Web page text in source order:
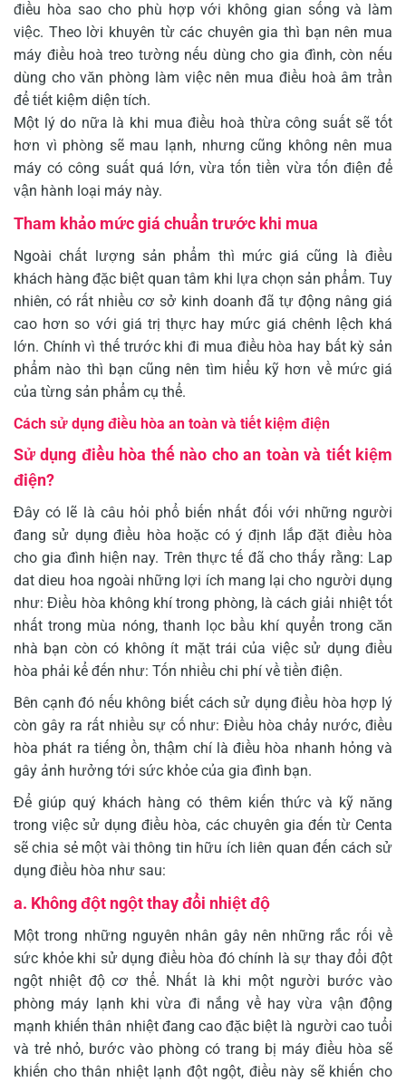
điều hòa sao cho phù hợp với không gian sống và làm
việc. Theo lời khuyên từ các chuyên gia thì bạn nên mua
máy điều hoà treo tường nếu dùng cho gia đình, còn nếu
dùng cho văn phòng làm việc nên mua điều hoà âm trần
để tiết kiệm diện tích.
Một lý do nữa là khi mua điều hoà thừa công suất sẽ tốt
hơn vì phòng sẽ mau lạnh, nhưng cũng không nên mua
máy có công suất quá lớn, vừa tốn tiền vừa tốn điện để
vận hành loại máy này.
Tham khảo mức giá chuẩn trước khi mua
Ngoài chất lượng sản phẩm thì mức giá cũng là điều
khách hàng đặc biệt quan tâm khi lựa chọn sản phẩm. Tuy
nhiên, có rất nhiều cơ sở kinh doanh đã tự động nâng giá
cao hơn so với giá trị thực hay mức giá chênh lệch khá
lớn. Chính vì thế trước khi đi mua điều hòa hay bất kỳ sản
phẩm nào thì bạn cũng nên tìm hiểu kỹ hơn về mức giá
của từng sản phẩm cụ thể.
Cách sử dụng điều hòa an toàn và tiết kiệm điện
Sử dụng điều hòa thế nào cho an toàn và tiết kiệm
điện?
Đây có lẽ là câu hỏi phổ biến nhất đối với những người
đang sử dụng điều hòa hoặc có ý định lắp đặt điều hòa
cho gia đình hiện nay. Trên thực tế đã cho thấy rằng: Lap
dat dieu hoa ngoài những lợi ích mang lại cho người dụng
như: Điều hòa không khí trong phòng, là cách giải nhiệt tốt
nhất trong mùa nóng, thanh lọc bầu khí quyển trong căn
nhà bạn còn có không ít mặt trái của việc sử dụng điều
hòa phải kể đến như: Tốn nhiều chi phí về tiền điện.
Bên cạnh đó nếu không biết cách sử dụng điều hòa hợp lý
còn gây ra rất nhiều sự cố như: Điều hòa chảy nước, điều
hòa phát ra tiếng ồn, thậm chí là điều hòa nhanh hỏng và
gây ảnh hưởng tới sức khỏe của gia đình bạn.
Để giúp quý khách hàng có thêm kiến thức và kỹ năng
trong việc sử dụng điều hòa, các chuyên gia đến từ Centa
sẽ chia sẻ một vài thông tin hữu ích liên quan đến cách sử
dụng điều hòa như sau:
a. Không đột ngột thay đổi nhiệt độ
Một trong những nguyên nhân gây nên những rắc rối về
sức khỏe khi sử dụng điều hòa đó chính là sự thay đổi đột
ngột nhiệt độ cơ thể. Nhất là khi một người bước vào
phòng máy lạnh khi vừa đi nắng về hay vừa vận động
mạnh khiến thân nhiệt đang cao đặc biệt là người cao tuổi
và trẻ nhỏ, bước vào phòng có trang bị máy điều hòa sẽ
khiến cho thân nhiệt lạnh đột ngột, điều này sẽ khiến cho